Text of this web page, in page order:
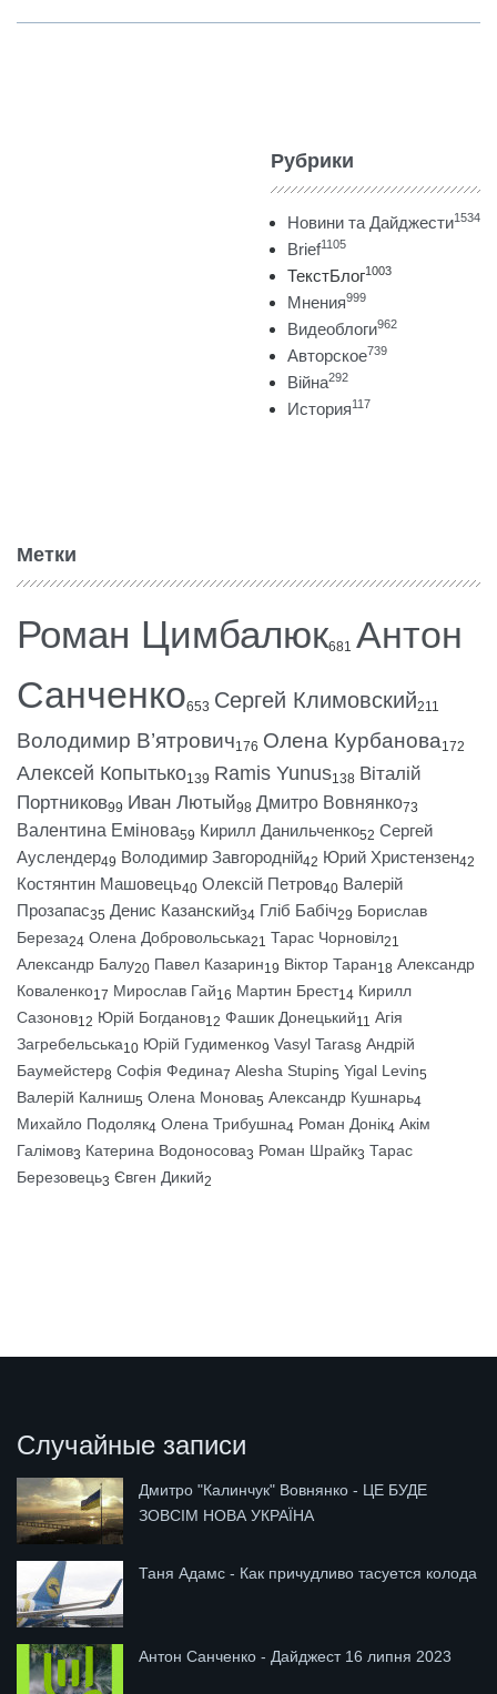
Рубрики
Новини та Дайджести1534
Brief1105
ТекстБлог1003
Мнения999
Видеоблоги962
Авторское739
Війна292
История117
Метки
Роман Цимбалюк681 Антон
Санченко653 Сергей Климовский211
Володимир В’ятрович176 Олена Курбанова172
Алексей Копытько139 Ramis Yunus138 Віталій
Портников99 Иван Лютый98 Дмитро Вовнянко73
Валентина Емінова59 Кирилл Данильченко52 Сергей
Ауслендер49 Володимир Завгородній42 Юрий Христензен42
Костянтин Машовець40 Олексій Петров40 Валерій
Прозапас35 Денис Казанский34 Гліб Бабіч29 Борислав
Береза24 Олена Добровольська21 Тарас Чорновіл21
Александр Балу20 Павел Казарин19 Віктор Таран18 Александр
Коваленко17 Мирослав Гай16 Мартин Брест14 Кирилл
Сазонов12 Юрій Богданов12 Фашик Донецький11 Агія
Загребельська10 Юрій Гудименко9 Vasyl Taras8 Андрій
Баумейстер8 Софія Федина7 Alesha Stupin5 Yigal Levin5
Валерій Калниш5 Олена Монова5 Александр Кушнарь4
Михайло Подоляк4 Олена Трибушна4 Роман Донік4 Акім
Галімов3 Катерина Водоносова3 Роман Шрайк3 Тарас
Березовець3 Євген Дикий2
Случайные записи
Дмитро "Калинчук" Вовнянко - ЦЕ БУДЕ
ЗОВСІМ НОВА УКРАЇНА
Таня Адамс - Как причудливо тасуется колода
Антон Санченко - Дайджест 16 липня 2023